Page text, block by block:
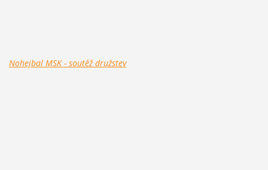
Nohejbal MSK - soutěž družstev